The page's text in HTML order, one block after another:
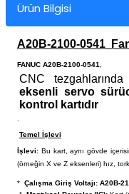
Yuvası
Kablo
Kablo
Kablo
Membranı
Ürün Bilgisi
A20B-2100-0541
FANUC A20B-2100-0541
CNC
eksenli servo
kontrol kartıdır
.
Temel İşlevi
İşlevi: Bu kart, aynı gövde
(örneğin X ve Z eksenleri) hız,
* Çalışma Giriş Voltajı: A20B-